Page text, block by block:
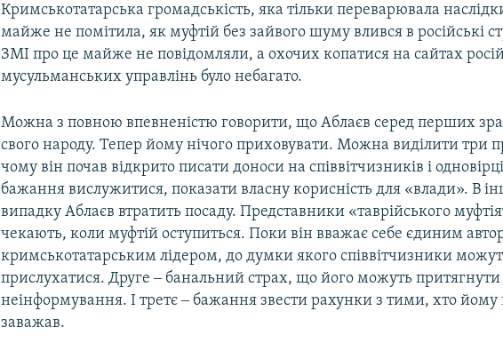
Кримськотатарська громадськість, яка тільки переварювала
майже не помітила, як муфтій без зайвого шуму влився в російські
ЗМІ про це майже не повідомляли, а охочих копатися на сайтах
мусульманських управлінь було небагато.
Можна з повною впевненістю говорити, що Аблаєв серед перших
свого народу. Тепер йому нічого приховувати. Можна виділити три
чому він почав відкрито писати доноси на співвітчизників і
бажання вислужитися, показати власну корисність для «влади». В
випадку Аблаєв втратить посаду. Представники «таврійського
чекають, коли муфтій оступиться. Поки він вважає себе єдиним
кримськотатарським лідером, до думки якого співвітчизники
прислухатися. Друге ‒ банальний страх, що його можуть притягнути
неінформування. І третє ‒ бажання звести рахунки з тими, хто
заважав.